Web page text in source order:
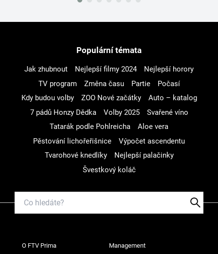
Populární témata
Jak zhubnout Nejlepší filmy 2024
Nejlepší horory
TV program
Změna času Partie
Počasí
Kdy budou volby
ZOO Nové začátky
Auto – katalog
7 pádů Honzy Dědka
Volby 2025
Svařené víno
Tatarák podle Pohlreicha
Aloe vera
Pěstování lichořeřišnice
Výpočet ascendentu
Tvarohové knedlíky
Nejlepší palačinky
Švestkový koláč
O FTV Prima Management